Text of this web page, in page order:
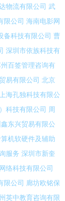
物流有限公司 武
限公司 海南电影网
备科技有限公司 曹
深圳市依族科技有
百签管理咨询有
易有限公司 北京
上海孔独科技有限公
科技有限公司
周
东兴贸易有限公
机软硬件及辅助
服务 深圳市新奎
络科技有限公司
限公司 廊坊欧铭保
英中教育咨询有限